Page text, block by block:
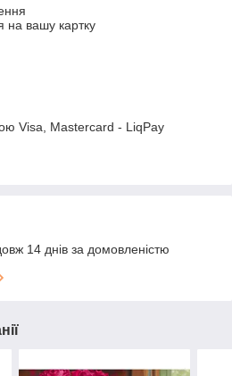
на вашу картку
Visa, Mastercard - LiqPay
14 днів за домовленістю